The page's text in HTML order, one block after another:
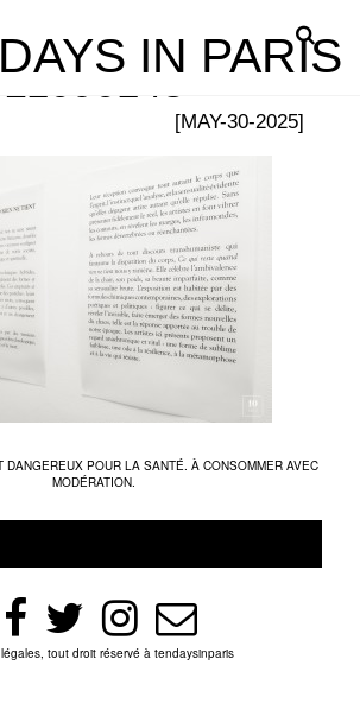
IN PARIS
L1090143
[MAY-30-2025]
POUR LA SANTÉ. À CONSOMMER AVEC
MODÉRATION.
tout droit réservé à tendaysinparis